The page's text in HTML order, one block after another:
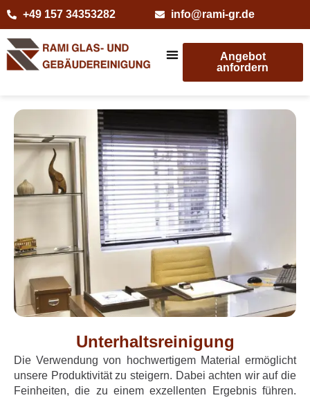
+49 157 34353282 info@rami-gr.de
Angebot
anfordern
Unterhaltsreinigung
Die Verwendung von hochwertigem Material ermöglicht
unsere Produktivität zu steigern. Dabei achten wir auf die
Feinheiten, die zu einem exzellenten Ergebnis führen.